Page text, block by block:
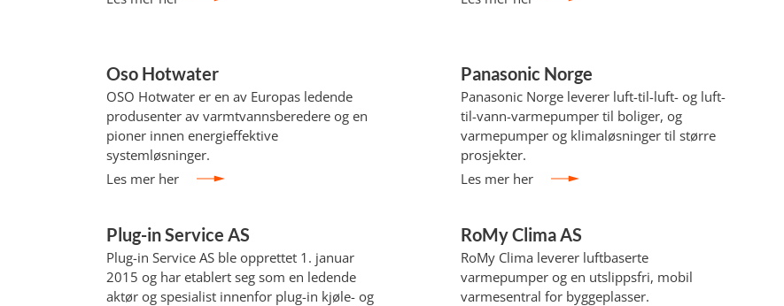
Oso Hotwater
OSO Hotwater er en av Europas ledende
produsenter av varmtvannsberedere og en
pioner innen energieffektive
systemløsninger.
Les mer her
Panasonic Norge
Panasonic Norge leverer luft-til-luft- og luft-
til-vann-varmepumper til boliger, og
varmepumper og klimaløsninger til større
prosjekter.
Les mer her
Plug-in Service AS
Plug-in Service AS ble opprettet 1. januar
2015 og har etablert seg som en ledende
aktør og spesialist innenfor plug-in kjøle- og
RoMy Clima AS
RoMy Clima leverer luftbaserte
varmepumper og en utslippsfri, mobil
varmesentral for byggeplasser.